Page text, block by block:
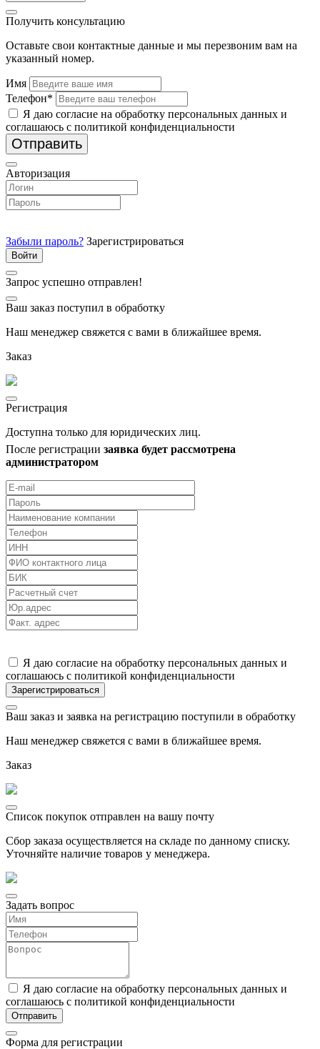
Получить консультацию
Оставьте свои контактные данные и мы перезвоним вам на
указанный номер.
Имя
Телефон*
Я даю согласие на обработку персональных данных и
соглашаюсь с политикой конфиденциальности
Отправить
Авторизация
Забыли пароль? Зарегистрироваться
Запрос успешно отправлен!
Ваш заказ поступил в обработку
Наш менеджер свяжется с вами в ближайшее время.
Заказ
Регистрация
Доступна только для юридических лиц.
После регистрации заявка будет рассмотрена
администратором
Я даю согласие на обработку персональных данных и
соглашаюсь с политикой конфиденциальности
Ваш заказ и заявка на регистрацию поступили в обработку
Наш менеджер свяжется с вами в ближайшее время.
Заказ
Список покупок отправлен на вашу почту
Сбор заказа осуществляется на складе по данному списку.
Уточняйте наличие товаров у менеджера.
Задать вопрос
Я даю согласие на обработку персональных данных и
соглашаюсь с политикой конфиденциальности
Форма для регистрации